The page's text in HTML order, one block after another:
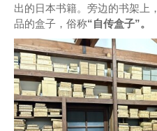
出的日本书籍。旁边的书架上
品的盒子，俗称“自传盒子”。